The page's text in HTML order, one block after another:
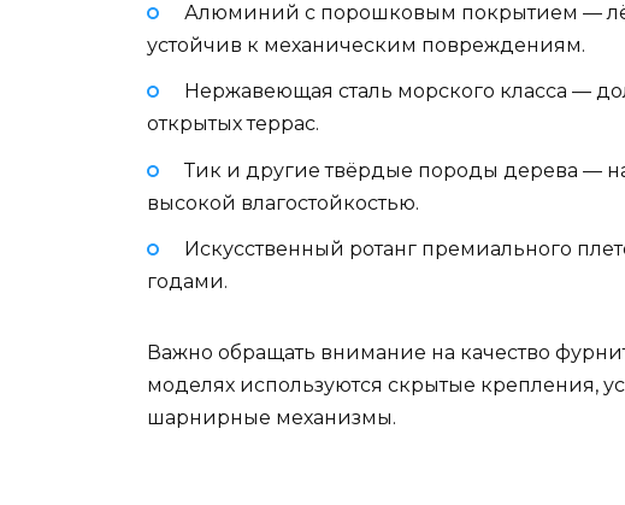
Алюминий с порошковым покрытием —
устойчив к механическим повреждениям.
Нержавеющая сталь морского класса —
открытых террас.
Тик и другие твёрдые породы дерева —
высокой влагостойкостью.
Искусственный ротанг премиального
годами.
Важно обращать внимание на качество
моделях используются скрытые крепления,
шарнирные механизмы.